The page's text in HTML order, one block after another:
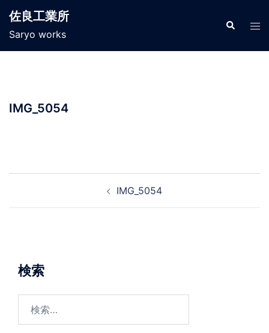
ン
佐良工業所
Saryo works
検
索
ト
IMG_5054
ー
シ
ョ
IMG_5054
検索